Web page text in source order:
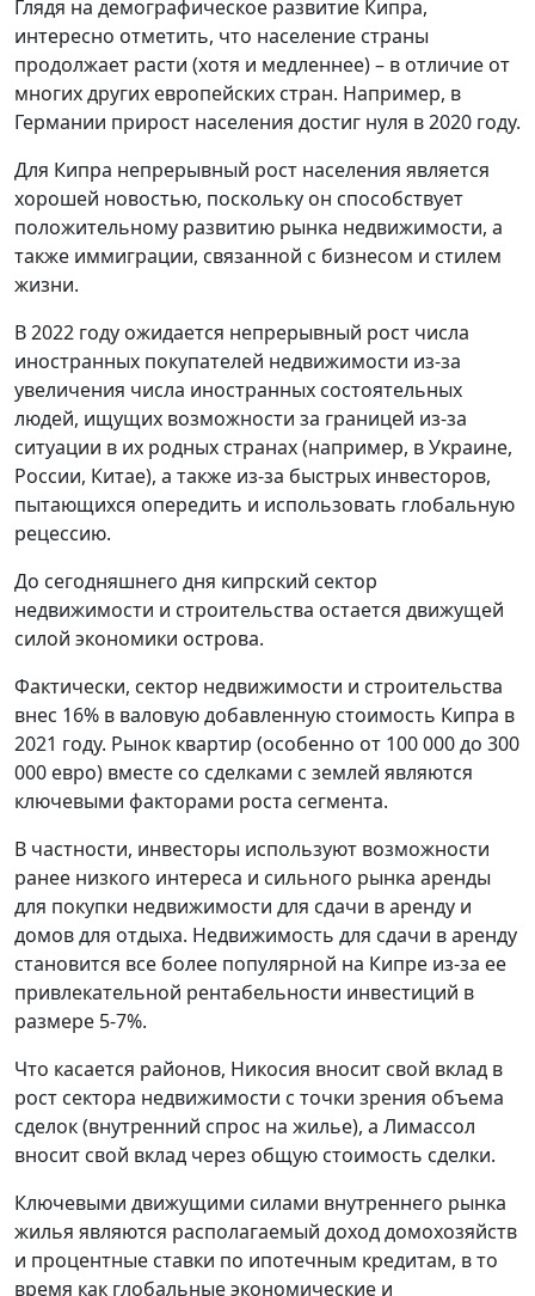
Глядя на демографическое развитие Кипра,
интересно отметить, что население страны
продолжает расти (хотя и медленнее) – в отличие от
многих других европейских стран. Например, в
Германии прирост населения достиг нуля в 2020 году.
Для Кипра непрерывный рост населения является
хорошей новостью, поскольку он способствует
положительному развитию рынка недвижимости, а
также иммиграции, связанной с бизнесом и стилем
жизни.
В 2022 году ожидается непрерывный рост числа
иностранных покупателей недвижимости из-за
увеличения числа иностранных состоятельных
людей, ищущих возможности за границей из-за
ситуации в их родных странах (например, в Украине,
России, Китае), а также из-за быстрых инвесторов,
пытающихся опередить и использовать глобальную
рецессию.
До сегодняшнего дня кипрский сектор
недвижимости и строительства остается движущей
силой экономики острова.
Фактически, сектор недвижимости и строительства
внес 16% в валовую добавленную стоимость Кипра в
2021 году. Рынок квартир (особенно от 100 000 до 300
000 евро) вместе со сделками с землей являются
ключевыми факторами роста сегмента.
В частности, инвесторы используют возможности
ранее низкого интереса и сильного рынка аренды
для покупки недвижимости для сдачи в аренду и
домов для отдыха. Недвижимость для сдачи в аренду
становится все более популярной на Кипре из-за ее
привлекательной рентабельности инвестиций в
размере 5-7%.
Что касается районов, Никосия вносит свой вклад в
рост сектора недвижимости с точки зрения объема
сделок (внутренний спрос на жилье), а Лимассол
вносит свой вклад через общую стоимость сделки.
Ключевыми движущими силами внутреннего рынка
жилья являются располагаемый доход домохозяйств
и процентные ставки по ипотечным кредитам, в то
время как глобальные экономические и